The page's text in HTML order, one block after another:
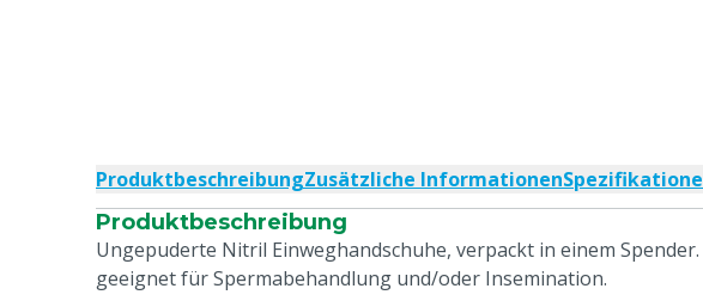
ProduktbeschreibungZusätzliche Informationen
Produktbeschreibung
Ungepuderte Nitril Einweghandschuhe, verpackt in einem
geeignet für Spermabehandlung und/oder Insemination.